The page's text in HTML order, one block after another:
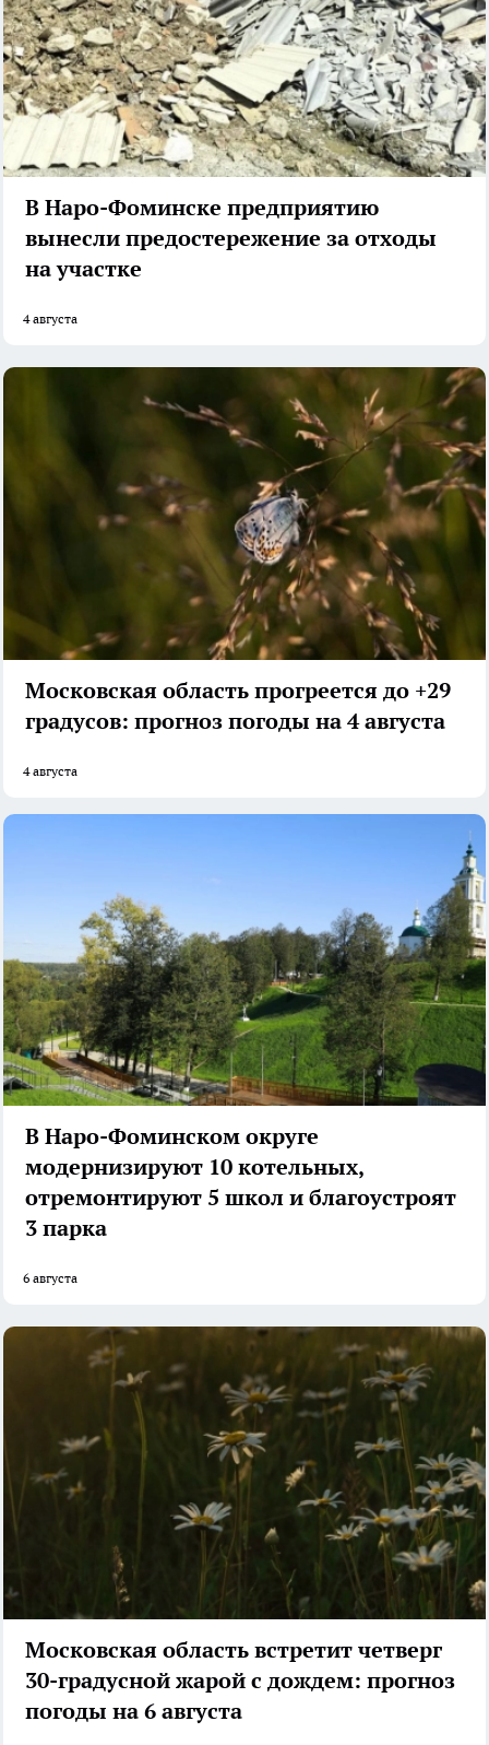
В Наро-Фоминске предприятию
вынесли предостережение за отходы
на участке
4 августа
Московская область прогреется до +29
градусов: прогноз погоды на 4 августа
4 августа
В Наро-Фоминском округе
модернизируют 10 котельных,
отремонтируют 5 школ и благоустроят
3 парка
6 августа
Московская область встретит четверг
30-градусной жарой с дождем: прогноз
погоды на 6 августа